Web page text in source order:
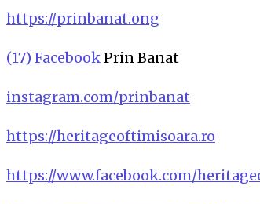
https://prinbanat.ong
(17) FacebookPrin Banat
instagram.com/prinbanat
https://heritageoftimisoara.ro
https://www.facebook.com/